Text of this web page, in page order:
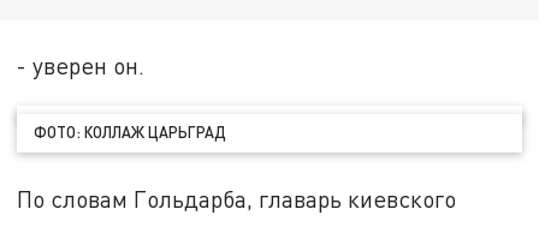
- уверен он.
ФОТО: КОЛЛАЖ ЦАРЬГРАД
По словам Гольдарба, главарь киевского